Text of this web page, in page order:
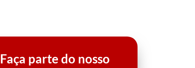
Faça parte do nosso